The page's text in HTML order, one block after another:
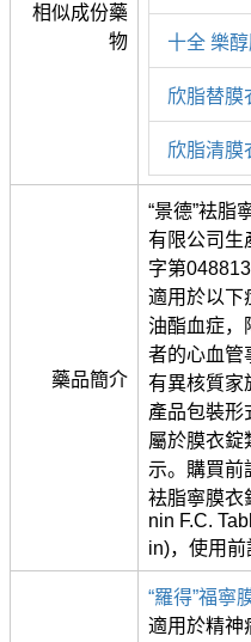
相似成份藥
物
十全 樂
欣脂替膜
欣脂清膜
藥品簡介
“景德”袪脂
有限公司生
字第
適用於以下
油酯血症，
者的心血管
有異核質家
產品包裝形
屬於膜衣錠
示。購買前
袪脂寧膜衣
nin F.C.
in)，使用前
“羅得”福寧
適用於精神